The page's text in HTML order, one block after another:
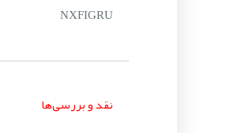
NXFIGRU
نقد و بررسی‌ها